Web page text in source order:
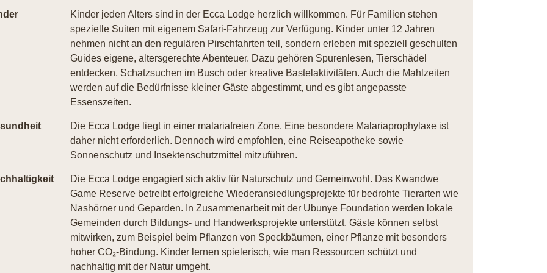
Kinder jeden Alters sind in der Ecca Lodge herzlich willkommen. Für Familien stehen
spezielle Suiten mit eigenem Safari-Fahrzeug zur Verfügung. Kinder unter 12 Jahren
nehmen nicht an den regulären Pirschfahrten teil, sondern erleben mit speziell geschulten
Guides eigene, altersgerechte Abenteuer. Dazu gehören Spurenlesen, Tierschädel
entdecken, Schatzsuchen im Busch oder kreative Bastelaktivitäten. Auch die Mahlzeiten
werden auf die Bedürfnisse kleiner Gäste abgestimmt, und es gibt angepasste
Essenszeiten.
Die Ecca Lodge liegt in einer malariafreien Zone. Eine besondere Malariaprophylaxe ist
daher nicht erforderlich. Dennoch wird empfohlen, eine Reiseapotheke sowie
Sonnenschutz und Insektenschutzmittel mitzuführen.
Die Ecca Lodge engagiert sich aktiv für Naturschutz und Gemeinwohl. Das Kwandwe
Game Reserve betreibt erfolgreiche Wiederansiedlungsprojekte für bedrohte Tierarten wie
Nashörner und Geparden. In Zusammenarbeit mit der Ubunye Foundation werden lokale
Gemeinden durch Bildungs- und Handwerksprojekte unterstützt. Gäste können selbst
mitwirken, zum Beispiel beim Pflanzen von Speckbäumen, einer Pflanze mit besonders
hoher CO₂-Bindung. Kinder lernen spielerisch, wie man Ressourcen schützt und
nachhaltig mit der Natur umgeht.